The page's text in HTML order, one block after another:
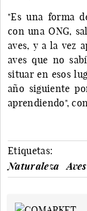
"Es una forma
con una ONG,
aves, y a la vez
aves que no
situar en esos
año siguiente
aprendiendo",
Etiquetas:
Naturaleza
Aves